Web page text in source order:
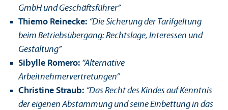
GmbH und Geschäftsführer”
Thiemo Reinecke: “Die Sicherung der Tarifgeltung
beim Betriebsübergang: Rechtslage, Interessen und
Gestaltung”
Sibylle Romero: “Alternative
Arbeitnehmervertretungen”
Christine Straub: “Das Recht des Kindes auf Kenntnis
der eigenen Abstammung und seine Einbettung in das